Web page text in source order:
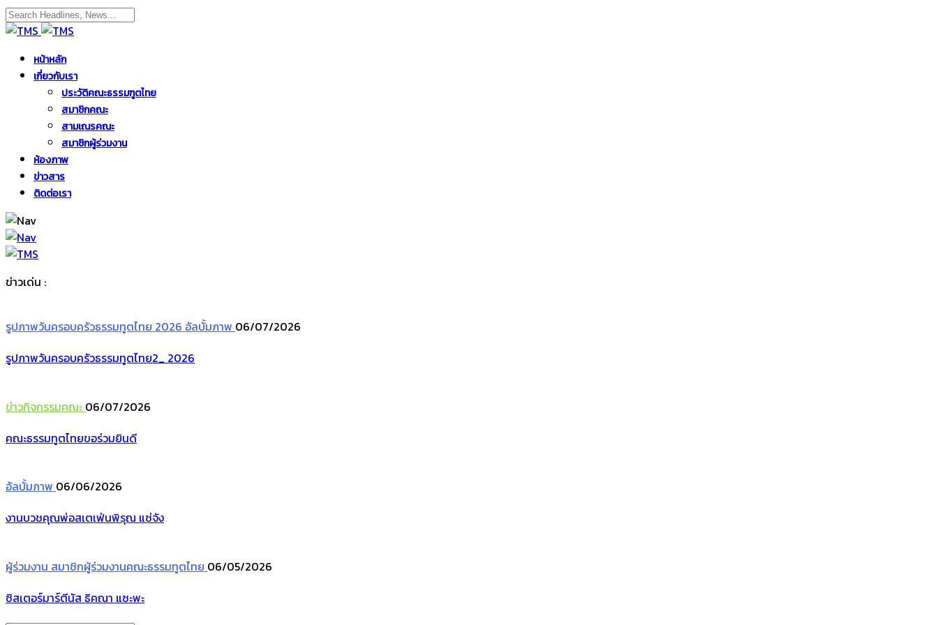
หน้าหลัก
เกี่ยวกับเรา
ประวัติคณะธรรมฑูตไทย
สมาชิกคณะ
สามเณรคณะ
สมาชิกผู้ร่วมงาน
ห้องภาพ
ข่าวสาร
ติดต่อเรา
ข่าวเด่น :
รูปภาพวันครอบครัวธรรมทูตไทย 2026 อัลบั้มภาพ 06/07/2026
รูปภาพวันครอบครัวธรรมทูตไทย2_ 2026
ข่าวกิจกรรมคณะ 06/07/2026
คณะธรรมทูตไทยขอร่วมยินดี
อัลบั้มภาพ 06/06/2026
งานบวชคุณพ่อสเตเฟ่นพิรุณ แซ่จัง
ผู้ร่วมงาน สมาชิกผู้ร่วมงานคณะธรรมทูตไทย 06/05/2026
ซิสเตอร์มาร์ตีนัส ธิคณา แซะพะ